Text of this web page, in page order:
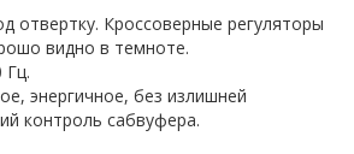
отвертку. Кроссоверные регуляторы
видно в темноте.
Гц.
энергичное, без излишней
контроль сабвуфера.